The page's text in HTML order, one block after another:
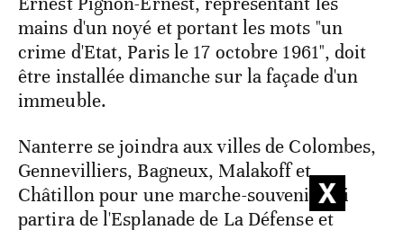
mains d'un noyé et portant les mots "un
crime d'Etat, Paris le 17 octobre 1961", doit
être installée dimanche sur la façade d'un
immeuble.
Nanterre se joindra aux villes de Colombes,
Gennevilliers, Bagneux, Malakoff et
Châtillon pour une marche-souvenir qui
partira de l'Esplanade de La Défense et